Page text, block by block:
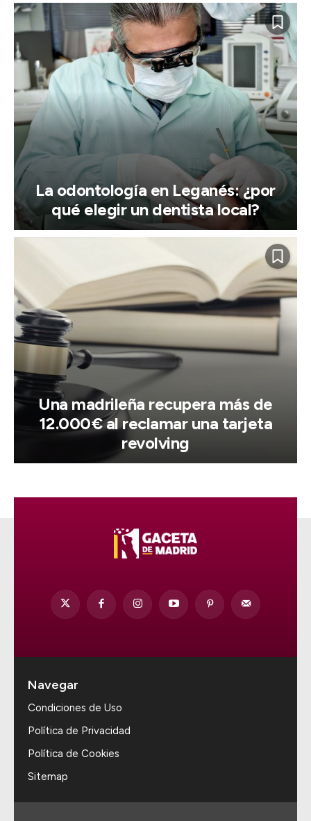
La odontología en Leganés: ¿por
qué elegir un dentista local?
Una madrileña recupera más de
12.000€ al reclamar una tarjeta
revolving
Navegar
Condiciones de Uso
Política de Privacidad
Política de Cookies
Sitemap